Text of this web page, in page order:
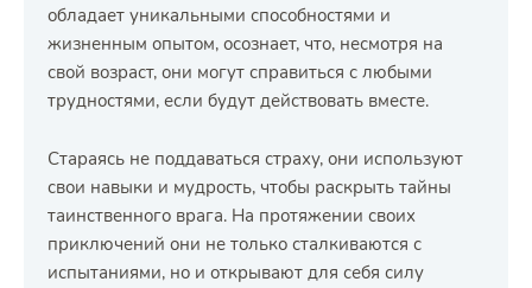
обладает уникальными способностями и
жизненным опытом, осознает, что, несмотря на
свой возраст, они могут справиться с любыми
трудностями, если будут действовать вместе.
Стараясь не поддаваться страху, они используют
свои навыки и мудрость, чтобы раскрыть тайны
таинственного врага. На протяжении своих
приключений они не только сталкиваются с
испытаниями, но и открывают для себя силу